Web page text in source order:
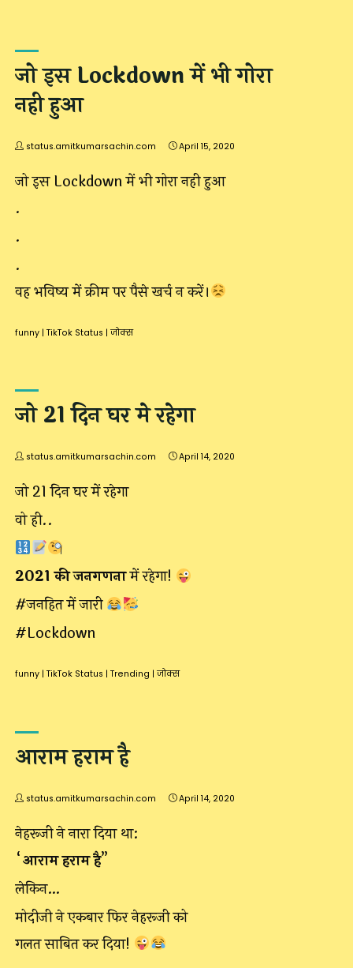
जो इस Lockdown में भी गोरा
नही हुआ
status.amitkumarsachin.com April 15, 2020
जो इस Lockdown में भी गोरा नही हुआ
.
.
.
वह भविष्य में क्रीम पर पैसे खर्च न करें।
funny | TikTok Status | जोक्स
जो 21 दिन घर मे रहेगा
status.amitkumarsachin.com April 14, 2020
जो 21 दिन घर में रहेगा
वो ही..
2021 की जनगणनामें रहेगा!
#जनहित में जारी
#Lockdown
funny | TikTok Status | Trending | जोक्स
आराम हराम है
status.amitkumarsachin.com April 14, 2020
नेहरूजी ने नारा दिया था:
“आराम हराम है”
लेकिन…
मोदीजी ने एकबार फिर नेहरूजी को
गलत साबित कर दिया!